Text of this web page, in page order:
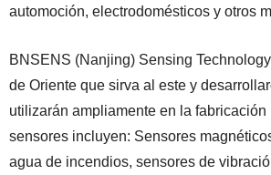
automoción, electrodomésticos y otros
BNSENS (Nanjing) Sensing
de Oriente que sirva al este y
utilizarán ampliamente en la
sensores incluyen: Sensores
agua de incendios, sensores de